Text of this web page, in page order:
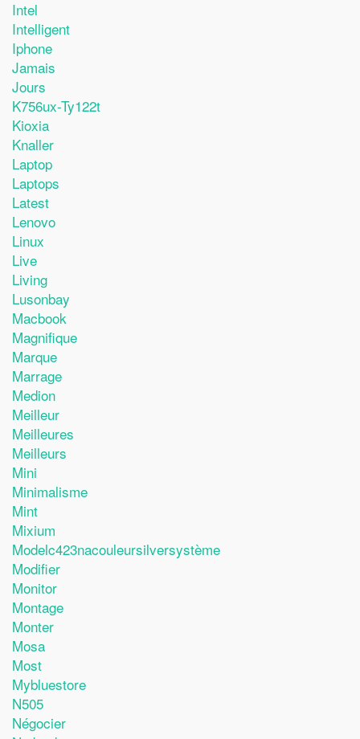
Intel
Intelligent
Iphone
Jamais
Jours
K756ux-Ty122t
Kioxia
Knaller
Laptop
Laptops
Latest
Lenovo
Linux
Live
Living
Lusonbay
Macbook
Magnifique
Marque
Marrage
Medion
Meilleur
Meilleures
Meilleurs
Mini
Minimalisme
Mint
Mixium
Modelc423nacouleursilversystème
Modifier
Monitor
Montage
Monter
Mosa
Most
Mybluestore
N505
Négocier